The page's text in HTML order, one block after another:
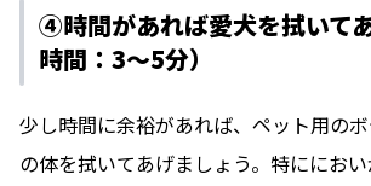
④時間があれば愛犬を拭いて
時間：3〜5分）
少し時間に余裕があれば、ペット用の
の体を拭いてあげましょう。特ににお